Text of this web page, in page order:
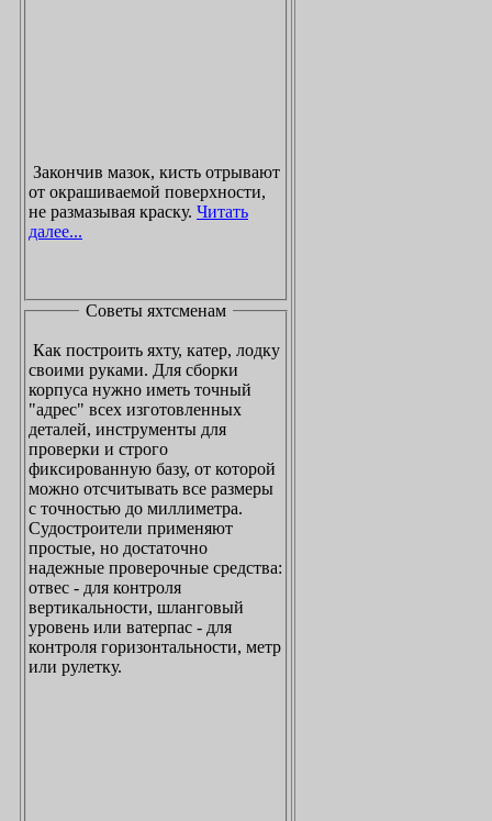
Закончив мазок, кисть отрывают
от окрашиваемой поверхности,
не размазывая краску. Читать
далее...
Советы яхтсменам
Как построить яхту, катер, лодку
своими руками. Для сборки
корпуса нужно иметь точный
"адрес" всех изготовленных
деталей, инструменты для
проверки и строго
фиксированную базу, от которой
можно отсчитывать все размеры
с точностью до миллиметра.
Судостроители применяют
простые, но достаточно
надежные проверочные средства:
отвес - для контроля
вертикальности, шланговый
уровень или ватерпас - для
контроля горизонтальности, метр
или рулетку.